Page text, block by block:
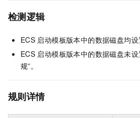
检测逻辑
ECS 启动模板版本中的数据磁盘均设
ECS 启动模板版本中的数据磁盘未
规”。
规则详情